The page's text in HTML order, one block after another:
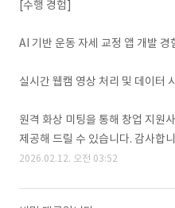
[수행 경험]
AI 기반 운동 자세 교정 앱 개발 경
실시간 웹캠 영상 처리 및 데이터
원격 화상 미팅을 통해 창업 지원
제공해 드릴 수 있습니다. 감사합
2026.02.12. 오전 03:52